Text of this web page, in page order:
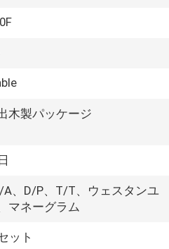
木製パッケージ
A、D/P、T/T、ウェスタンユ
マネーグラム
ット